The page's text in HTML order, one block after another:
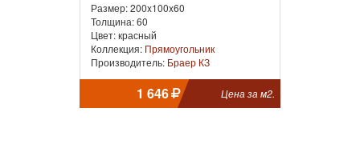
Размер: 200x100x60
Толщина: 60
Цвет: красный
Коллекция: Прямоугольник
Производитель: Браер КЗ
1 646 Цена за м2.